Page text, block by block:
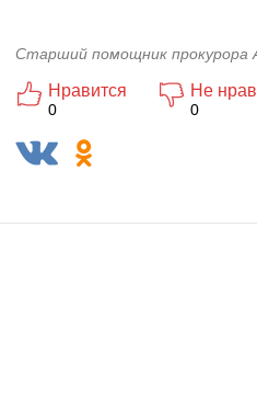
Старший помощник прокурора
Нравится
0
Не
0